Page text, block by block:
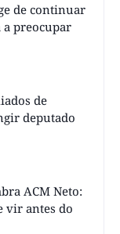
de continuar
preocupar
de
deputado
ACM Neto:
vir antes do